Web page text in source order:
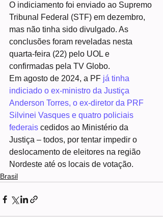
O indiciamento foi enviado ao Supremo
Tribunal Federal (STF) em dezembro,
mas não tinha sido divulgado. As
conclusões foram reveladas nesta
quarta-feira (22) pelo UOL e
confirmadas pela TV Globo.
Em agosto de 2024, a PF já tinha
indiciado o ex-ministro da Justiça
Anderson Torres, o ex-diretor da PRF
Silvinei Vasques e quatro policiais
federais cedidos ao Ministério da
Justiça – todos, por tentar impedir o
deslocamento de eleitores na região
Nordeste até os locais de votação.
Brasil